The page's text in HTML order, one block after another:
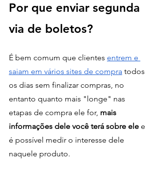
Por que enviar segunda
via de boletos?
É bem comum que clientes entrem e
saiam em vários sites de compra todos
os dias sem finalizar compras, no
entanto quanto mais "longe" nas
etapas de compra ele for, mais
informações dele você terá sobre ele e
é possível medir o interesse dele
naquele produto.